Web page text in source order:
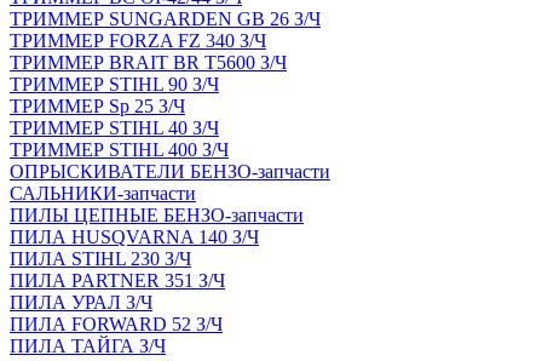
ТРИММЕР SUNGARDEN GB 26 З/Ч
ТРИММЕР FORZA FZ 340 З/Ч
ТРИММЕР BRAIT BR Т5600 З/Ч
ТРИММЕР STIHL 90 З/Ч
ТРИММЕР Sp 25 З/Ч
ТРИММЕР STIHL 40 З/Ч
ТРИММЕР STIHL 400 З/Ч
ОПРЫСКИВАТЕЛИ БЕНЗО-запчасти
САЛЬНИКИ-запчасти
ПИЛЫ ЦЕПНЫЕ БЕНЗО-запчасти
ПИЛА HUSQVARNA 140 З/Ч
ПИЛА STIHL 230 З/Ч
ПИЛА PARTNER 351 З/Ч
ПИЛА УРАЛ З/Ч
ПИЛА FORWARD 52 З/Ч
ПИЛА ТАЙГА З/Ч